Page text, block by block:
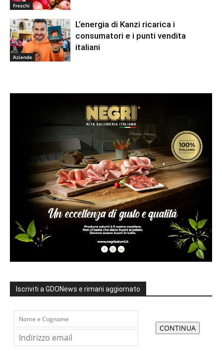
Freschi
Aziende
L’energia di Kanzi ricarica i
consumatori e i punti vendita
italiani
Iscriviti a GDONews e rimani aggiornato